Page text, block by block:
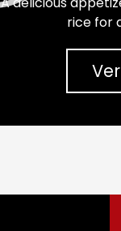
rice for